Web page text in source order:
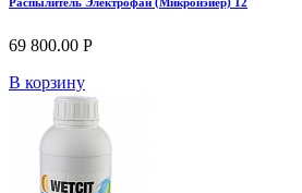
69 800.00 Р
В корзину